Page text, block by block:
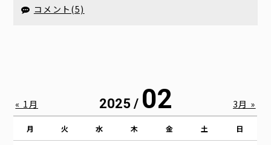
コメント(5)
2025 / 02
月 火 水 木 金 土 日
« 1月 3月 »